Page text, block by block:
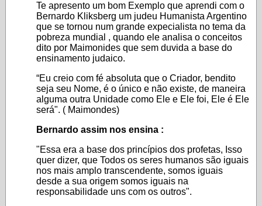
Te apresento um bom Exemplo que aprendi com o
Bernardo Kliksberg um judeu Humanista Argentino
que se tornou num grande expecialista no tema da
pobreza mundial , quando ele analisa o conceitos
dito por Maimonides que sem duvida a base do
ensinamento judaico.
“Eu creio com fé absoluta que o Criador, bendito
seja seu Nome, é o único e não existe, de maneira
alguma outra Unidade como Ele e Ele foi, Ele é Ele
será". ( Maimondes)
Bernardo assim nos ensina :
"Essa era a base dos princípios dos profetas, Isso
quer dizer, que Todos os seres humanos são iguais
nos mais amplo transcendente, somos iguais
desde a sua origem somos iguais na
responsabilidade uns com os outros".